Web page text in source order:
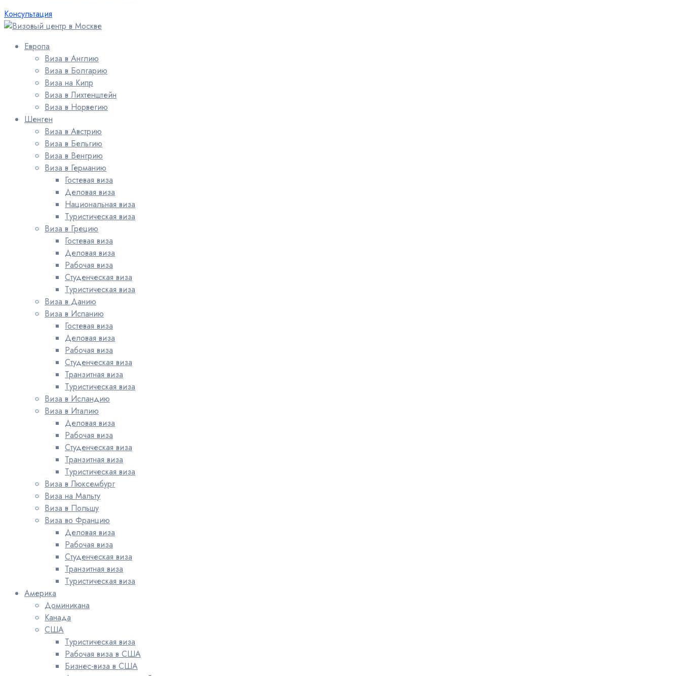
Консультация
Европа
Виза в Англию
Виза в Болгарию
Виза на Кипр
Виза в Лихтенштейн
Виза в Норвегию
Шенген
Виза в Австрию
Виза в Бельгию
Виза в Венгрию
Виза в Германию
Гостевая виза
Деловая виза
Национальная виза
Туристическая виза
Виза в Грецию
Гостевая виза
Деловая виза
Рабочая виза
Студенческая виза
Туристическая виза
Виза в Данию
Виза в Испанию
Гостевая виза
Деловая виза
Рабочая виза
Студенческая виза
Транзитная виза
Туристическая виза
Виза в Исландию
Виза в Италию
Деловая виза
Рабочая виза
Студенческая виза
Транзитная виза
Туристическая виза
Виза в Люксембург
Виза на Мальту
Виза в Польшу
Виза во Францию
Деловая виза
Рабочая виза
Студенческая виза
Транзитная виза
Туристическая виза
Америка
Доминикана
Канада
США
Туристическая виза
Рабочая виза в США
Бизнес-виза в США